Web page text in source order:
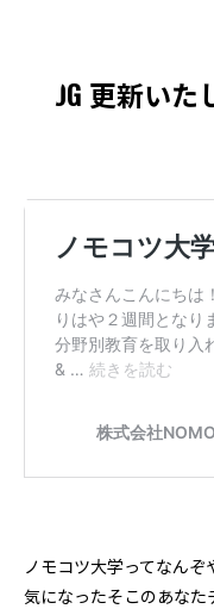
BLOG 更新い
ノモコツ大学ってなんぞ
気になったそこのあなた